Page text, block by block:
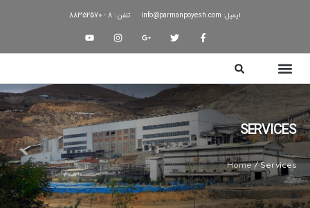
ایمیل: info@parmanpoyesh.com تلفن : 8 - 88352570
SERVICES
Home/ Services